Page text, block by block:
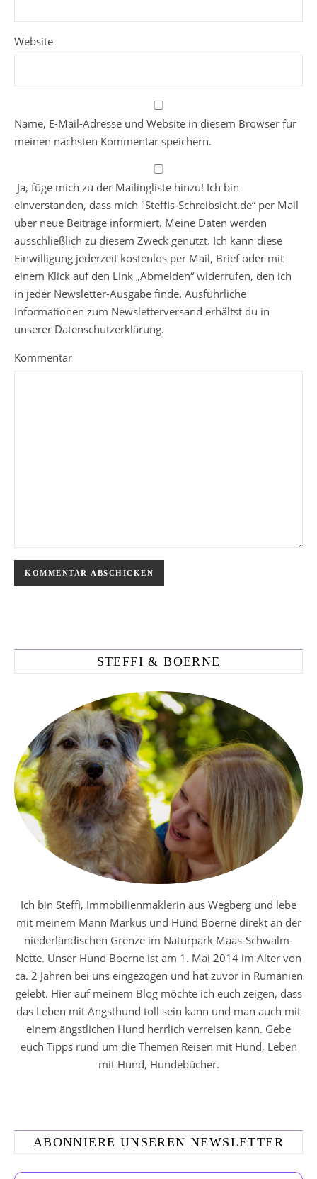
Website
Name, E-Mail-Adresse und Website in diesem Browser für
meinen nächsten Kommentar speichern.
Ja, füge mich zu der Mailingliste hinzu! Ich bin
einverstanden, dass mich "Steffis-Schreibsicht.de“ per Mail
über neue Beiträge informiert. Meine Daten werden
ausschließlich zu diesem Zweck genutzt. Ich kann diese
Einwilligung jederzeit kostenlos per Mail, Brief oder mit
einem Klick auf den Link „Abmelden“ widerrufen, den ich
in jeder Newsletter-Ausgabe finde. Ausführliche
Informationen zum Newsletterversand erhältst du in
unserer Datenschutzerklärung.
Kommentar
STEFFI & BOERNE
Ich bin Steffi, Immobilienmaklerin aus Wegberg und lebe
mit meinem Mann Markus und Hund Boerne direkt an der
niederländischen Grenze im Naturpark Maas-Schwalm-
Nette. Unser Hund Boerne ist am 1. Mai 2014 im Alter von
ca. 2 Jahren bei uns eingezogen und hat zuvor in Rumänien
gelebt. Hier auf meinem Blog möchte ich euch zeigen, dass
das Leben mit Angsthund toll sein kann und man auch mit
einem ängstlichen Hund herrlich verreisen kann. Gebe
euch Tipps rund um die Themen Reisen mit Hund, Leben
mit Hund, Hundebücher.
ABONNIERE UNSEREN NEWSLETTER